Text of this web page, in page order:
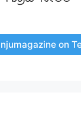
on